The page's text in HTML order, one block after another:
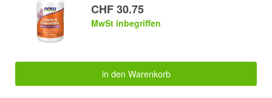
CHF 30.75
MwSt inbegriffen
in den Warenkorb